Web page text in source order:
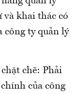
và khai thác có
công ty quản lý
chẽ: Phải
của công